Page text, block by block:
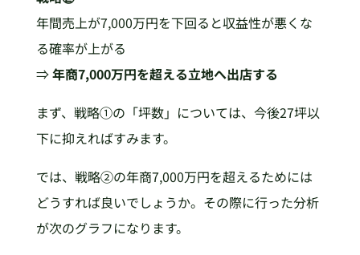
年間売上が7,000万円を下回ると収益性が悪くな
る確率が上がる
⇒年商7,000万円を超える立地へ出店する
まず、戦略①の「坪数」については、今後27坪以
下に抑えればすみます。
では、戦略②の年商7,000万円を超えるためには
どうすれば良いでしょうか。その際に行った分析
が次のグラフになります。